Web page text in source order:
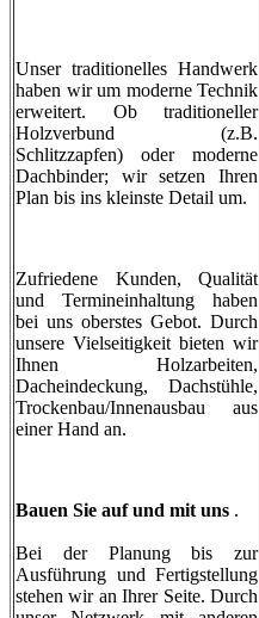
Unser traditionelles Handwerk
haben wir um moderne Technik
erweitert. Ob traditioneller
Holzverbund (z.B.
Schlitzzapfen) oder moderne
Dachbinder; wir setzen Ihren
Plan bis ins kleinste Detail um.
Zufriedene Kunden, Qualität
und Termineinhaltung haben
bei uns oberstes Gebot. Durch
unsere Vielseitigkeit bieten wir
Ihnen Holzarbeiten,
Dacheindeckung, Dachstühle,
Trockenbau/Innenausbau aus
einer Hand an.
Bauen Sie auf und mit uns .
Bei der Planung bis zur
Ausführung und Fertigstellung
stehen wir an Ihrer Seite. Durch